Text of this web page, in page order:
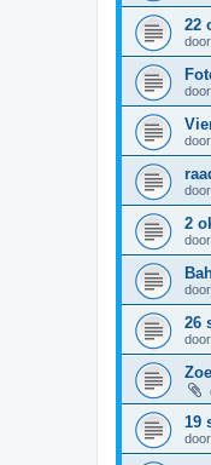
22
door
door
door
door
2
door
door
26
door
19
door